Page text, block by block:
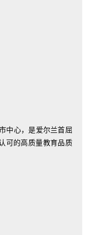
中心，是爱尔兰首屈
可的高质量教育品质